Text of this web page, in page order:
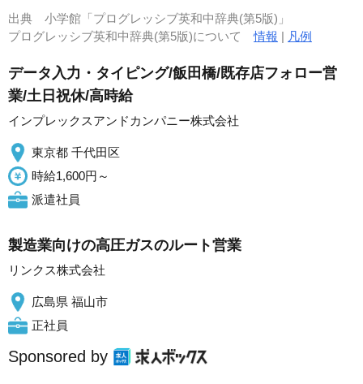
出典 小学館「プログレッシブ英和中辞典(第5版)」
プログレッシブ英和中辞典(第5版)について情報 | 凡例
データ入力・タイピング/飯田橋/既存店フォロー営
業/土日祝休/高時給
インプレックスアンドカンパニー株式会社
東京都 千代田区
時給1,600円～
派遣社員
製造業向けの高圧ガスのルート営業
リンクス株式会社
広島県 福山市
正社員
Sponsored by